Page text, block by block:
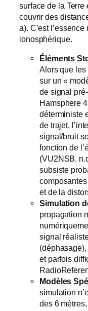
surface de la
couvrir des
a). C’est
ionosphérique.
Éléments
Alors que les
sur un «
de signal
Hamsphere
déterministe
de trajet,
signal/bruit
fonction de
(VU2NSB,
subsiste
et de la
Simulation
propagation
signal
et parfois
Modèles
simulation
des 6